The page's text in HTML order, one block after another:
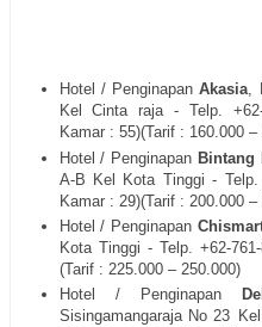
Hotel / Penginapan Akasia,
Kel Cinta raja- Telp.
Kamar : 55)(Tarif : 160.000 –
Hotel / Penginapan Bintang
A-B Kel Kota Tinggi - Telp.
Kamar : 29)(Tarif : 200.000 –
Hotel / Penginapan
Kota Tinggi - Telp. +62-
(Tarif : 225.000 – 250.000)
Hotel / Penginapan
Sisingamangaraja No 23Kel